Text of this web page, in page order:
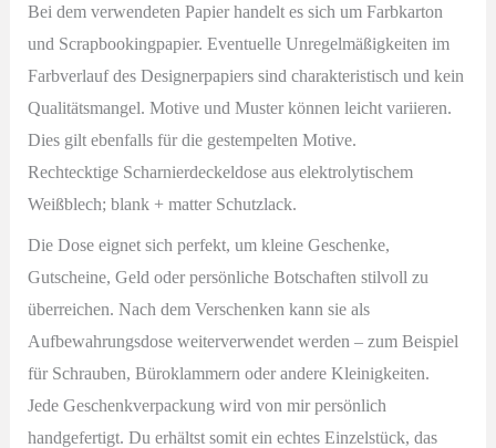
Bei dem verwendeten Papier handelt es sich um Farbkarton
und Scrapbookingpapier. Eventuelle Unregelmäßigkeiten im
Farbverlauf des Designerpapiers sind charakteristisch und kein
Qualitätsmangel. Motive und Muster können leicht variieren.
Dies gilt ebenfalls für die gestempelten Motive.
Rechtecktige Scharnierdeckeldose aus elektrolytischem
Weißblech; blank + matter Schutzlack.
Die Dose eignet sich perfekt, um kleine Geschenke,
Gutscheine, Geld oder persönliche Botschaften stilvoll zu
überreichen. Nach dem Verschenken kann sie als
Aufbewahrungsdose weiterverwendet werden – zum Beispiel
für Schrauben, Büroklammern oder andere Kleinigkeiten.
Jede Geschenkverpackung wird von mir persönlich
handgefertigt. Du erhältst somit ein echtes Einzelstück, das